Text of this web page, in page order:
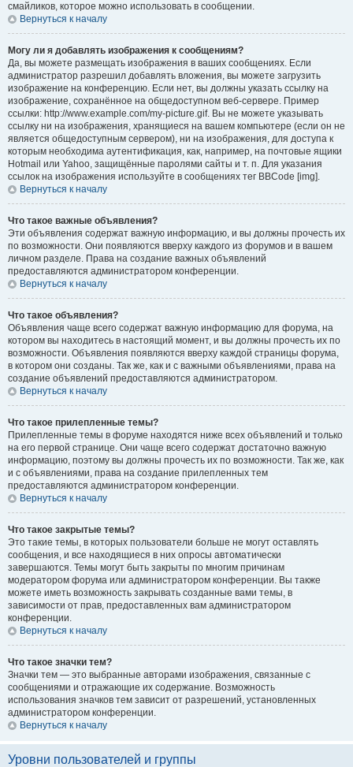
смайликов, которое можно использовать в сообщении.
Вернуться к началу
Могу ли я добавлять изображения к сообщениям?
Да, вы можете размещать изображения в ваших сообщениях. Если
администратор разрешил добавлять вложения, вы можете загрузить
изображение на конференцию. Если нет, вы должны указать ссылку на
изображение, сохранённое на общедоступном веб-сервере. Пример
ссылки: http://www.example.com/my-picture.gif. Вы не можете указывать
ссылку ни на изображения, хранящиеся на вашем компьютере (если он не
является общедоступным сервером), ни на изображения, для доступа к
которым необходима аутентификация, как, например, на почтовые ящики
Hotmail или Yahoo, защищённые паролями сайты и т. п. Для указания
ссылок на изображения используйте в сообщениях тег BBCode [img].
Вернуться к началу
Что такое важные объявления?
Эти объявления содержат важную информацию, и вы должны прочесть их
по возможности. Они появляются вверху каждого из форумов и в вашем
личном разделе. Права на создание важных объявлений
предоставляются администратором конференции.
Вернуться к началу
Что такое объявления?
Объявления чаще всего содержат важную информацию для форума, на
котором вы находитесь в настоящий момент, и вы должны прочесть их по
возможности. Объявления появляются вверху каждой страницы форума,
в котором они созданы. Так же, как и с важными объявлениями, права на
создание объявлений предоставляются администратором.
Вернуться к началу
Что такое прилепленные темы?
Прилепленные темы в форуме находятся ниже всех объявлений и только
на его первой странице. Они чаще всего содержат достаточно важную
информацию, поэтому вы должны прочесть их по возможности. Так же, как
и с объявлениями, права на создание прилепленных тем
предоставляются администратором конференции.
Вернуться к началу
Что такое закрытые темы?
Это такие темы, в которых пользователи больше не могут оставлять
сообщения, и все находящиеся в них опросы автоматически
завершаются. Темы могут быть закрыты по многим причинам
модератором форума или администратором конференции. Вы также
можете иметь возможность закрывать созданные вами темы, в
зависимости от прав, предоставленных вам администратором
конференции.
Вернуться к началу
Что такое значки тем?
Значки тем — это выбранные авторами изображения, связанные с
сообщениями и отражающие их содержание. Возможность
использования значков тем зависит от разрешений, установленных
администратором конференции.
Вернуться к началу
Уровни пользователей и группы